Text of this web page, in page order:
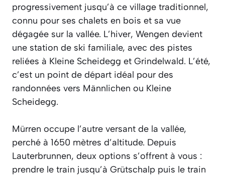
progressivement jusqu’à ce village traditionnel,
connu pour ses chalets en bois et sa vue
dégagée sur la vallée. L’hiver, Wengen devient
une station de ski familiale, avec des pistes
reliées à Kleine Scheidegg et Grindelwald. L’été,
c’est un point de départ idéal pour des
randonnées vers Männlichen ou Kleine
Scheidegg.
Mürren occupe l’autre versant de la vallée,
perché à 1650 mètres d’altitude. Depuis
Lauterbrunnen, deux options s’offrent à vous :
prendre le train jusqu’à Grütschalp puis le train